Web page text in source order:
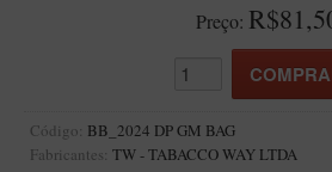
LINHA IDELFONSO BERTOLDI
Preço:
Código: BB_2024 DP GM BAG
Fabricantes: TW - TABACCO WAY LTDA